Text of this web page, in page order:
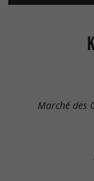
Marché des